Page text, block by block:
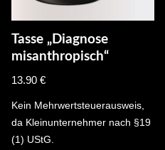
Tasse „Diagnose
misanthropisch“
13.90€
Kein Mehrwertsteuerausweis,
da Kleinunternehmer nach §19
(1) UStG.